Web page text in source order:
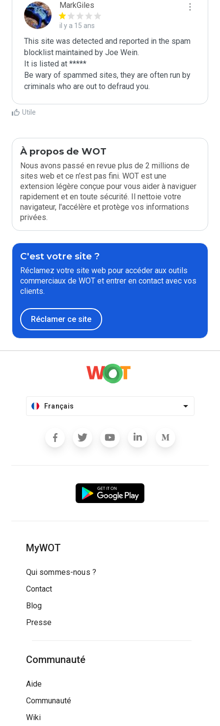
MarkGiles
il y a 15 ans
This site was detected and reported in the spam
blocklist maintained by Joe Wein.
It is listed at *****
Be wary of spammed sites, they are often run by
criminals who are out to defraud you.
Utile
À propos de WOT
Nous avons passé en revue plus de 2 millions de
sites web et ce n'est pas fini. WOT est une
extension légère conçue pour vous aider à naviguer
rapidement et en toute sécurité. Il nettoie votre
navigateur, l'accélère et protège vos informations
privées.
C'est votre site ?
Réclamez votre site web pour accéder aux outils
commerciaux de WOT et entrer en contact avec vos
clients.
Réclamer ce site
Français
MyWOT
Qui sommes-nous ?
Contact
Blog
Presse
Communauté
Aide
Communauté
Wiki